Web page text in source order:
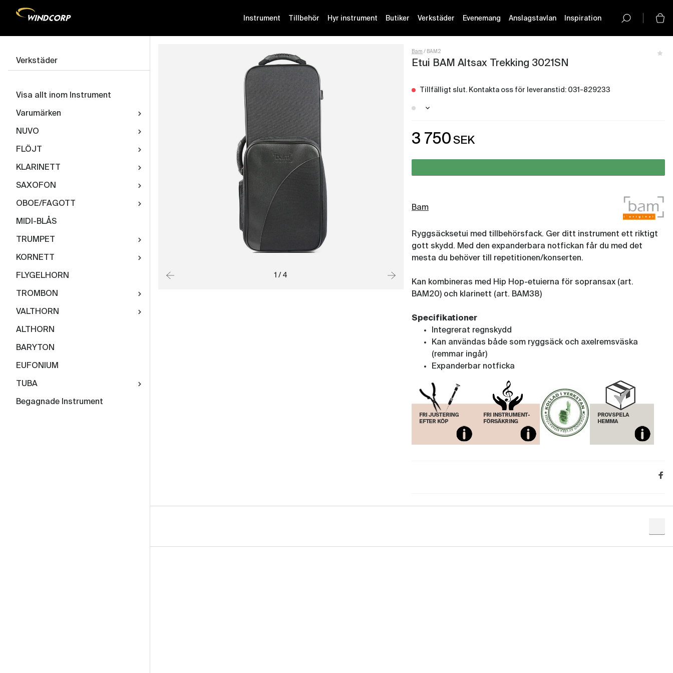
Instrument Tillbehör Hyr instrument Butiker Verkstäder Evenemang Anslagstavlan Inspiration
1 / 4
Bam BAM2
Etui BAM Altsax Trekking 3021SN
Tillfälligt slut. Kontakta oss för leveranstid: 031-829233
Malmö - Just nu slut i lager
3 750 SEK
Bam
Ryggsäcksetui med tillbehörsfack. Ger ditt instrument ett riktigt
gott skydd. Med den expanderbara notfickan får du med det
mesta du behöver till repetitionen/konserten.
Kan kombineras med Hip Hop-etuierna för sopransax (art.
BAM20) och klarinett (art. BAM38)
Specifikationer
Integrerat regnskydd
Kan användas både som ryggsäck och axelremsväska
(remmar ingår)
Expanderbar notficka
Verkstäder
Visa allt inom Instrument
Varumärken
NUVO
FLÖJT
KLARINETT
SAXOFON
OBOE/FAGOTT
MIDI-BLÅS
TRUMPET
KORNETT
FLYGELHORN
TROMBON
VALTHORN
ALTHORN
BARYTON
EUFONIUM
TUBA
Begagnade Instrument